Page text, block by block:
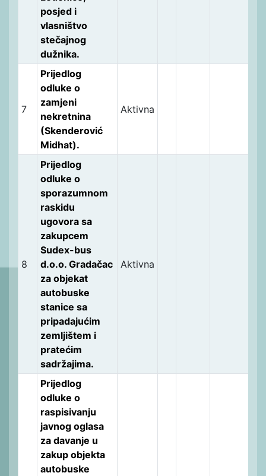
posjed i
vlasništvo
stečajnog
dužnika.
7
Prijedlog
odluke o
zamjeni
nekretnina
(Skenderović
Midhat).
Aktivna
8
Prijedlog
odluke o
sporazumnom
raskidu
ugovora sa
zakupcem
Sudex-bus
d.o.o. Gradačac
za objekat
autobuske
stanice sa
pripadajućim
zemljištem i
pratećim
sadržajima.
Aktivna
Prijedlog
odluke o
raspisivanju
javnog oglasa
za davanje u
zakup objekta
autobuske